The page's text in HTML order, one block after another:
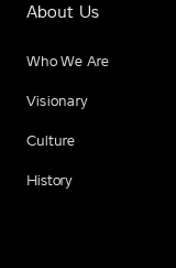
About Us
Who We Are
Visionary
Culture
History